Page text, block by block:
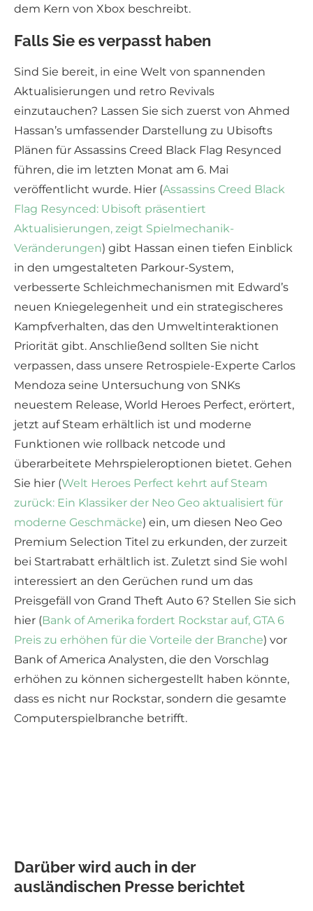
dem Kern von Xbox beschreibt.
Falls Sie es verpasst haben
Sind Sie bereit, in eine Welt von spannenden
Aktualisierungen und retro Revivals
einzutauchen? Lassen Sie sich zuerst von Ahmed
Hassan’s umfassender Darstellung zu Ubisofts
Plänen für Assassins Creed Black Flag Resynced
führen, die im letzten Monat am 6. Mai
veröffentlicht wurde. Hier (Assassins Creed Black
Flag Resynced: Ubisoft präsentiert
Aktualisierungen, zeigt Spielmechanik-
Veränderungen) gibt Hassan einen tiefen Einblick
in den umgestalteten Parkour-System,
verbesserte Schleichmechanismen mit Edward’s
neuen Kniegelegenheit und ein strategischeres
Kampfverhalten, das den Umweltinteraktionen
Priorität gibt. Anschließend sollten Sie nicht
verpassen, dass unsere Retrospiele-Experte Carlos
Mendoza seine Untersuchung von SNKs
neuestem Release, World Heroes Perfect, erörtert,
jetzt auf Steam erhältlich ist und moderne
Funktionen wie rollback netcode und
überarbeitete Mehrspieleroptionen bietet. Gehen
Sie hier (Welt Heroes Perfect kehrt auf Steam
zurück: Ein Klassiker der Neo Geo aktualisiert für
moderne Geschmäcke) ein, um diesen Neo Geo
Premium Selection Titel zu erkunden, der zurzeit
bei Startrabatt erhältlich ist. Zuletzt sind Sie wohl
interessiert an den Gerüchen rund um das
Preisgefäll von Grand Theft Auto 6? Stellen Sie sich
hier (Bank of Amerika fordert Rockstar auf, GTA 6
Preis zu erhöhen für die Vorteile der Branche) vor
Bank of America Analysten, die den Vorschlag
erhöhen zu können sichergestellt haben könnte,
dass es nicht nur Rockstar, sondern die gesamte
Computerspielbranche betrifft.